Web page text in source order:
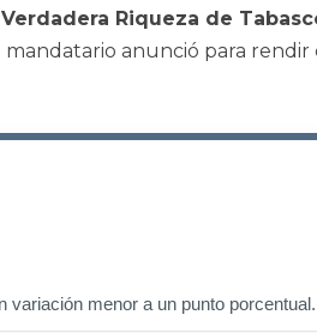
Riqueza de
anunció para rendir
menor a un punto porcentual.